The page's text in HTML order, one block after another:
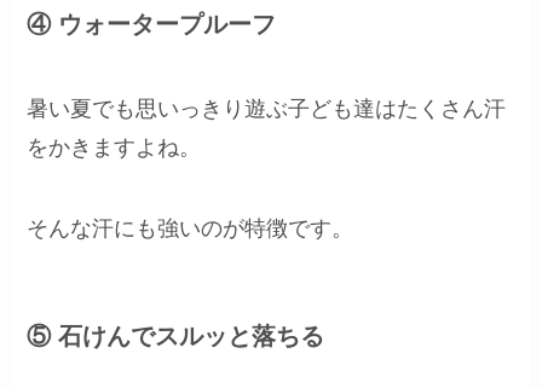
④ ウォータープルーフ
暑い夏でも思いっきり遊ぶ子ども達はたくさん汗
をかきますよね。
そんな汗にも強いのが特徴です。
⑤ 石けんでスルッと落ちる